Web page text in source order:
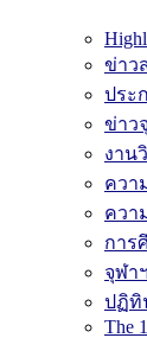
ข่าว
ประ
ข่าว
งาน
ควา
ควา
การ
จุฬา
ปฏิทิ
The